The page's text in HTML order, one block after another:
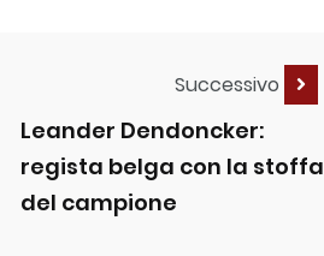
Successivo
Leander Dendoncker:
regista belga con la stoffa
del campione